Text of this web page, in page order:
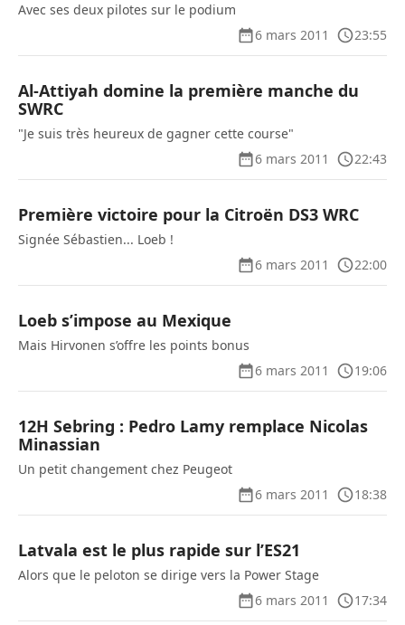
Avec ses deux pilotes sur le podium
6 mars 2011
23:55
Al-Attiyah domine la première manche du
SWRC
"Je suis très heureux de gagner cette course"
6 mars 2011
22:43
Première victoire pour la Citroën DS3 WRC
Signée Sébastien... Loeb !
6 mars 2011
22:00
Loeb s’impose au Mexique
Mais Hirvonen s’offre les points bonus
6 mars 2011
19:06
12H Sebring : Pedro Lamy remplace Nicolas
Minassian
Un petit changement chez Peugeot
6 mars 2011
18:38
Latvala est le plus rapide sur l’ES21
Alors que le peloton se dirige vers la Power Stage
6 mars 2011
17:34